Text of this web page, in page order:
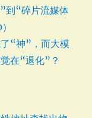
到“碎片流媒体
“神”，而大模
在“退化”？